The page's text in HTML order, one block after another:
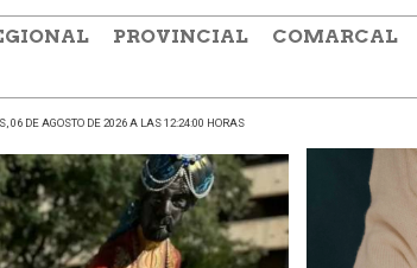
PROVINCIAL COMARCAL
DE AGOSTO DE 2026 A LAS 12:24:00 HORAS